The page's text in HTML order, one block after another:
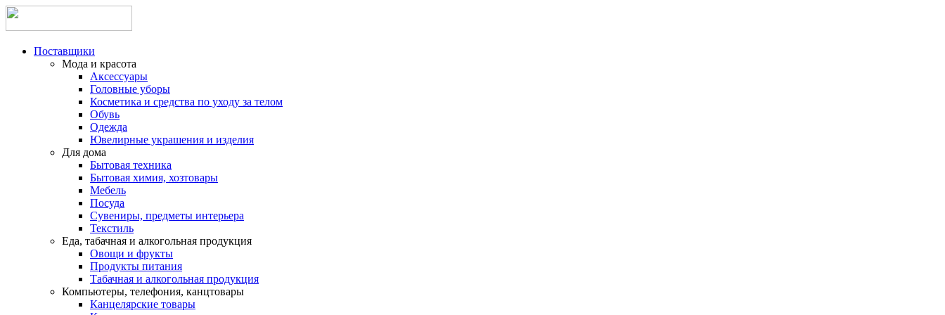
Поставщики
Мода и красота
Аксессуары
Головные уборы
Косметика и средства по уходу за телом
Обувь
Одежда
Ювелирные украшения и изделия
Для дома
Бытовая техника
Бытовая химия, хозтовары
Мебель
Посуда
Сувениры, предметы интерьера
Текстиль
Еда, табачная и алкогольная продукция
Овощи и фрукты
Продукты питания
Табачная и алкогольная продукция
Компьютеры, телефония, канцтовары
Канцелярские товары